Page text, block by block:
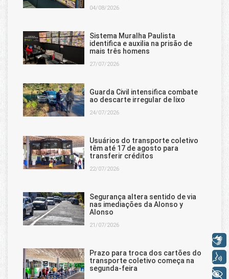
04/08/2026
Sistema Muralha Paulista
identifica e auxilia na prisão de
mais três homens
27/07/2026
Guarda Civil intensifica combate
ao descarte irregular de lixo
24/07/2026
Usuários do transporte coletivo
têm até 17 de agosto para
transferir créditos
22/07/2026
Segurança altera sentido de via
nas imediações da Alonso y
Alonso
21/07/2026
Prazo para troca dos cartões do
transporte coletivo começa na
segunda-feira
Voz
+ Acessibilidade